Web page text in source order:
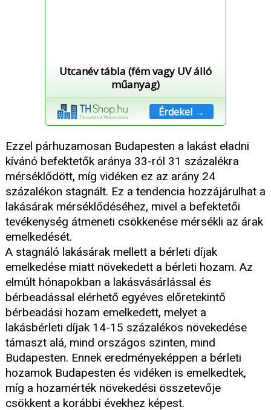
Utcanév tábla (fém vagy UV álló
műanyag)
Érdekel →
Ezzel párhuzamosan Budapesten a lakást eladni
kívánó befektetők aránya 33-ról 31 százalékra
mérséklődött, míg vidéken ez az arány 24
százalékon stagnált. Ez a tendencia hozzájárulhat a
lakásárak mérséklődéséhez, mivel a befektetői
tevékenység átmeneti csökkenése mérsékli az árak
emelkedését.
A stagnáló lakásárak mellett a bérleti díjak
emelkedése miatt növekedett a bérleti hozam. Az
elmúlt hónapokban a lakásvásárlással és
bérbeadással elérhető egyéves előretekintő
bérbeadási hozam emelkedett, melyet a
lakásbérleti díjak 14-15 százalékos növekedése
támaszt alá, mind országos szinten, mind
Budapesten. Ennek eredményeképpen a bérleti
hozamok Budapesten és vidéken is emelkedtek,
míg a hozamérték növekedési összetevője
csökkent a korábbi évekhez képest.